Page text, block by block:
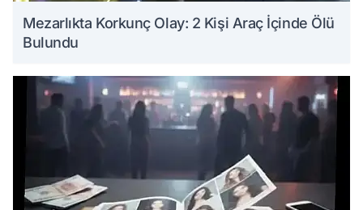
Mezarlıkta Korkunç Olay: 2 Kişi Araç İçinde Ölü
Bulundu